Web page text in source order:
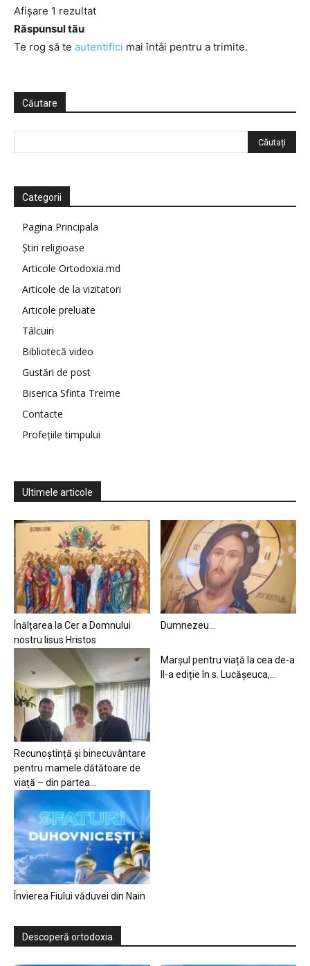
Afișare 1 rezultat
Răspunsul tău
Te rog să te autentifici mai întâi pentru a trimite.
Căutare
Categorii
Pagina Principala
Știri religioase
Articole Ortodoxia.md
Articole de la vizitatori
Articole preluate
Tâlcuiri
Bibliotecă video
Gustări de post
Biserica Sfinta Treime
Contacte
Profețiile timpului
Ultimele articole
Înălțarea la Cer a Domnului
nostru Iisus Hristos
Dumnezeu…
Recunoștință și binecuvântare
pentru mamele dătătoare de
viață – din partea...
Marșul pentru viață la cea de-a
II-a ediție în s. Lucășeuca,...
Învierea Fiului văduvei din Nain
Descoperă ortodoxia